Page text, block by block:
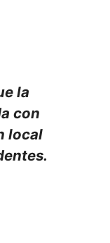
la
con
local